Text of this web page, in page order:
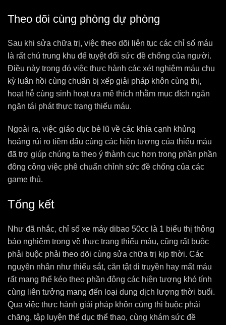
Theo dõi cùng phòng dự phòng
Sau khi sửa chữa trị, việc theo dõi liên tục các chỉ số máu
là rất chú trung khu để tuyệt đối sức đề chống của người.
Điều này trong đó việc thực hành các xét nghiệm máu chu
kỳ luân hồi cùng chuẩn bị xếp giải pháp khôn cùng thị,
hoạt hễ cùng sinh hoạt ưa mê thích nhằm mục đích ngăn
ngăn tái phát thực trạng thiếu máu.
Ngoài ra, việc giáo dục bè lũ về các khía cạnh khủng
hoảng rủi ro tiềm dấu cùng các hiện tượng của thiếu máu
đã trợ giúp chúng ta theo ý thành cục hơn trong phần phần
đông công việc phê chuẩn chỉnh sức đề chống của các
game thủ.
Tổng kết
Như đã nhắc, chỉ số xe máy dibao 50cc là 1 biểu thị thông
báo nghiêm trọng về thực trạng thiếu máu, cũng rất buộc
phải buộc phải theo dõi cùng sửa chữa trị kịp thời. Các
nguyên nhân như thiếu sắt, căn tật di truyền hay mất máu
rất mang thể kéo theo phần đông các hiện tượng khó tính
cùng liên tưởng mang đến loại dung dịch lượng thời buổi.
Qua việc thực hành giải pháp khôn cùng thị buộc phải
chăng, tập luyện thể dục thể thao, cùng khám sức đề